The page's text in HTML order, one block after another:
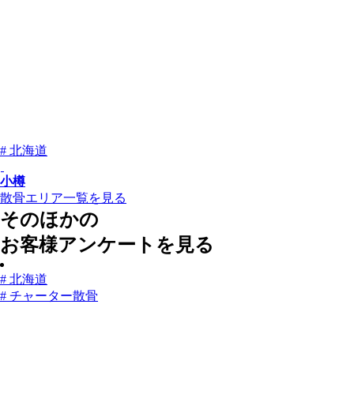
# 北海道
小樽
散骨エリア一覧を見る
そのほかの
お客様アンケートを見る
# 北海道
# チャーター散骨